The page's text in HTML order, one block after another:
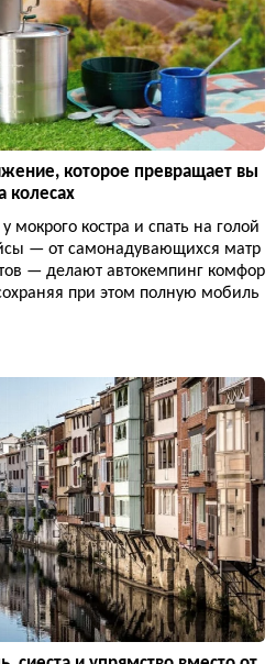
которое превращает вы
колесах
мокрого костра и спать на голой
— от самонадувающихся матр
— делают автокемпинг комфор
при этом полную мобиль